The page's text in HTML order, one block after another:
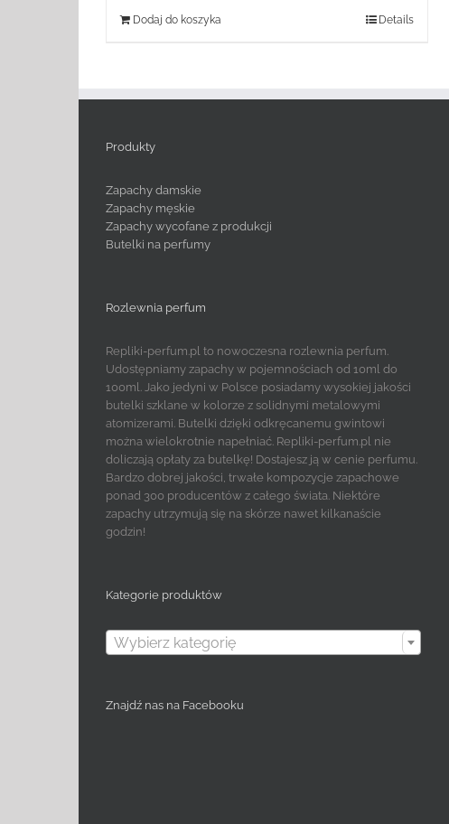
Dodaj do koszyka Details
Produkty
Zapachy damskie
Zapachy męskie
Zapachy wycofane z produkcji
Butelki na perfumy
Rozlewnia perfum
Repliki-perfum.pl to nowoczesna rozlewnia perfum.
Udostępniamy zapachy w pojemnościach od 10ml do
100ml. Jako jedyni w Polsce posiadamy wysokiej jakości
butelki szklane w kolorze z solidnymi metalowymi
atomizerami. Butelki dzięki odkręcanemu gwintowi
można wielokrotnie napełniać. Repliki-perfum.pl nie
doliczają opłaty za butelkę! Dostajesz ją w cenie perfumu.
Bardzo dobrej jakości, trwałe kompozycje zapachowe
ponad 300 producentów z całego świata. Niektóre
zapachy utrzymują się na skórze nawet kilkanaście
godzin!
Kategorie produktów
Wybierz kategorię
Znajdź nas na Facebooku